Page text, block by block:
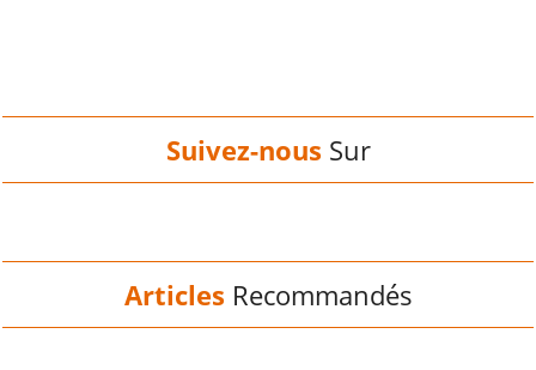
Suivez-nous Sur
Articles Recommandés